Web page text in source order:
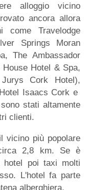
alloggio vicino
ancora allora
come Travelodge
Springs Moran
The Ambassador
Hotel & Spa,
Cork Hotel),
Isaacs Cork e
stati altamente
clienti.
vicino più popolare
2,8 km. Se è
hotel poi taxi molti
L'hotel fa parte
alberghiera.